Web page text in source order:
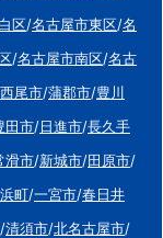
区/名古屋市東区/名
/名古屋市南区/名古
西尾市/蒲郡市/豊川
田市/日進市/長久手
滑市/新城市/田原市/
町/一宮市/春日井
/清須市/北名古屋市/